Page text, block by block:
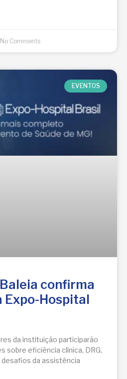
No Comments
EVENTOS
confirma
Expo-Hospital
da instituição participarão
sobre eficiência clínica, DRG,
da assistência